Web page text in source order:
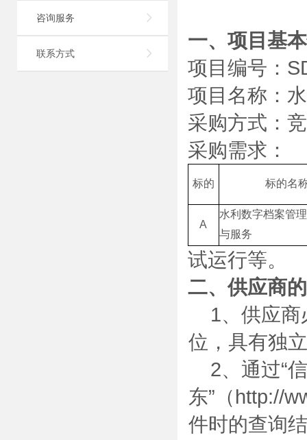
咨询服务 
联系方式 
一、项目基
项目编号：
项目名称：
采购方式：
采购需求：
标的 标的名
A
水利数字档案管
与服务
试运行等。
二、供应商
1、供应
位，具有独
2、通过“
东”（http://
件时的查询